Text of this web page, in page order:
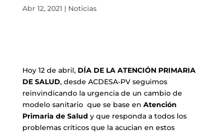
Abr 12, 2021 | Noticias
Hoy 12 de abril, DÍA DE LA ATENCIÓN PRIMARIA
DE SALUD, desde ACDESA-PV seguimos
reinvindicando la urgencia de un cambio de
modelo sanitario que se base en Atención
Primaria de Salud y que responda a todos los
problemas críticos que la acucian en estos